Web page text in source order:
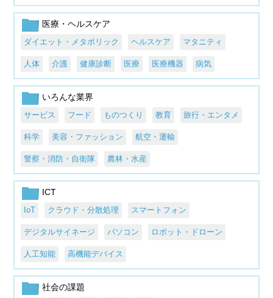
医療・ヘルスケア
ダイエット・メタボリック ヘルスケア マタニティ
人体 介護 健康診断 医療 医療機器 病気
いろんな業界
サービス フード ものつくり 教育 旅行・エンタメ
科学 美容・ファッション 航空・運輸
警察・消防・自衛隊 農林・水産
ICT
IoT クラウド・分散処理 スマートフォン
デジタルサイネージ パソコン ロボット・ドローン
人工知能 高機能デバイス
社会の課題